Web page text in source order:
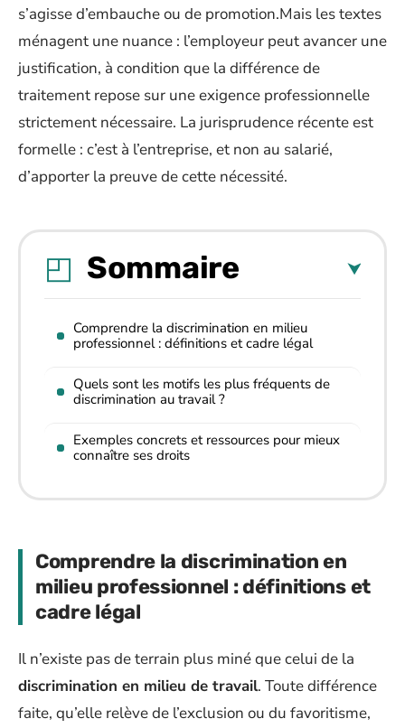
s’agisse d’embauche ou de promotion.Mais les textes
ménagent une nuance : l’employeur peut avancer une
justification, à condition que la différence de
traitement repose sur une exigence professionnelle
strictement nécessaire. La jurisprudence récente est
formelle : c’est à l’entreprise, et non au salarié,
d’apporter la preuve de cette nécessité.
Sommaire
Comprendre la discrimination en milieu
professionnel : définitions et cadre légal
Quels sont les motifs les plus fréquents de
discrimination au travail ?
Exemples concrets et ressources pour mieux
connaître ses droits
Comprendre la discrimination en
milieu professionnel : définitions et
cadre légal
Il n’existe pas de terrain plus miné que celui de la
discrimination en milieu de travail. Toute différence
faite, qu’elle relève de l’exclusion ou du favoritisme,